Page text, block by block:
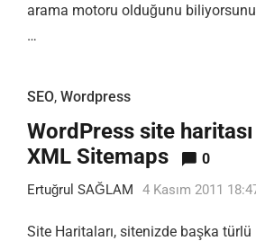
arama motoru olduğunu
…
SEO, Wordpress
WordPress site
XML Sitemaps
0
Ertuğrul SAĞLAM 4 Kasım 2011
Site Haritaları, sitenizde başka türlü